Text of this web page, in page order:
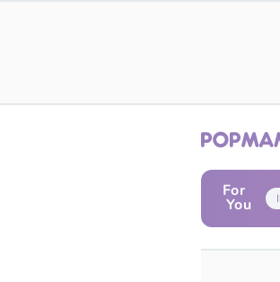
For
You